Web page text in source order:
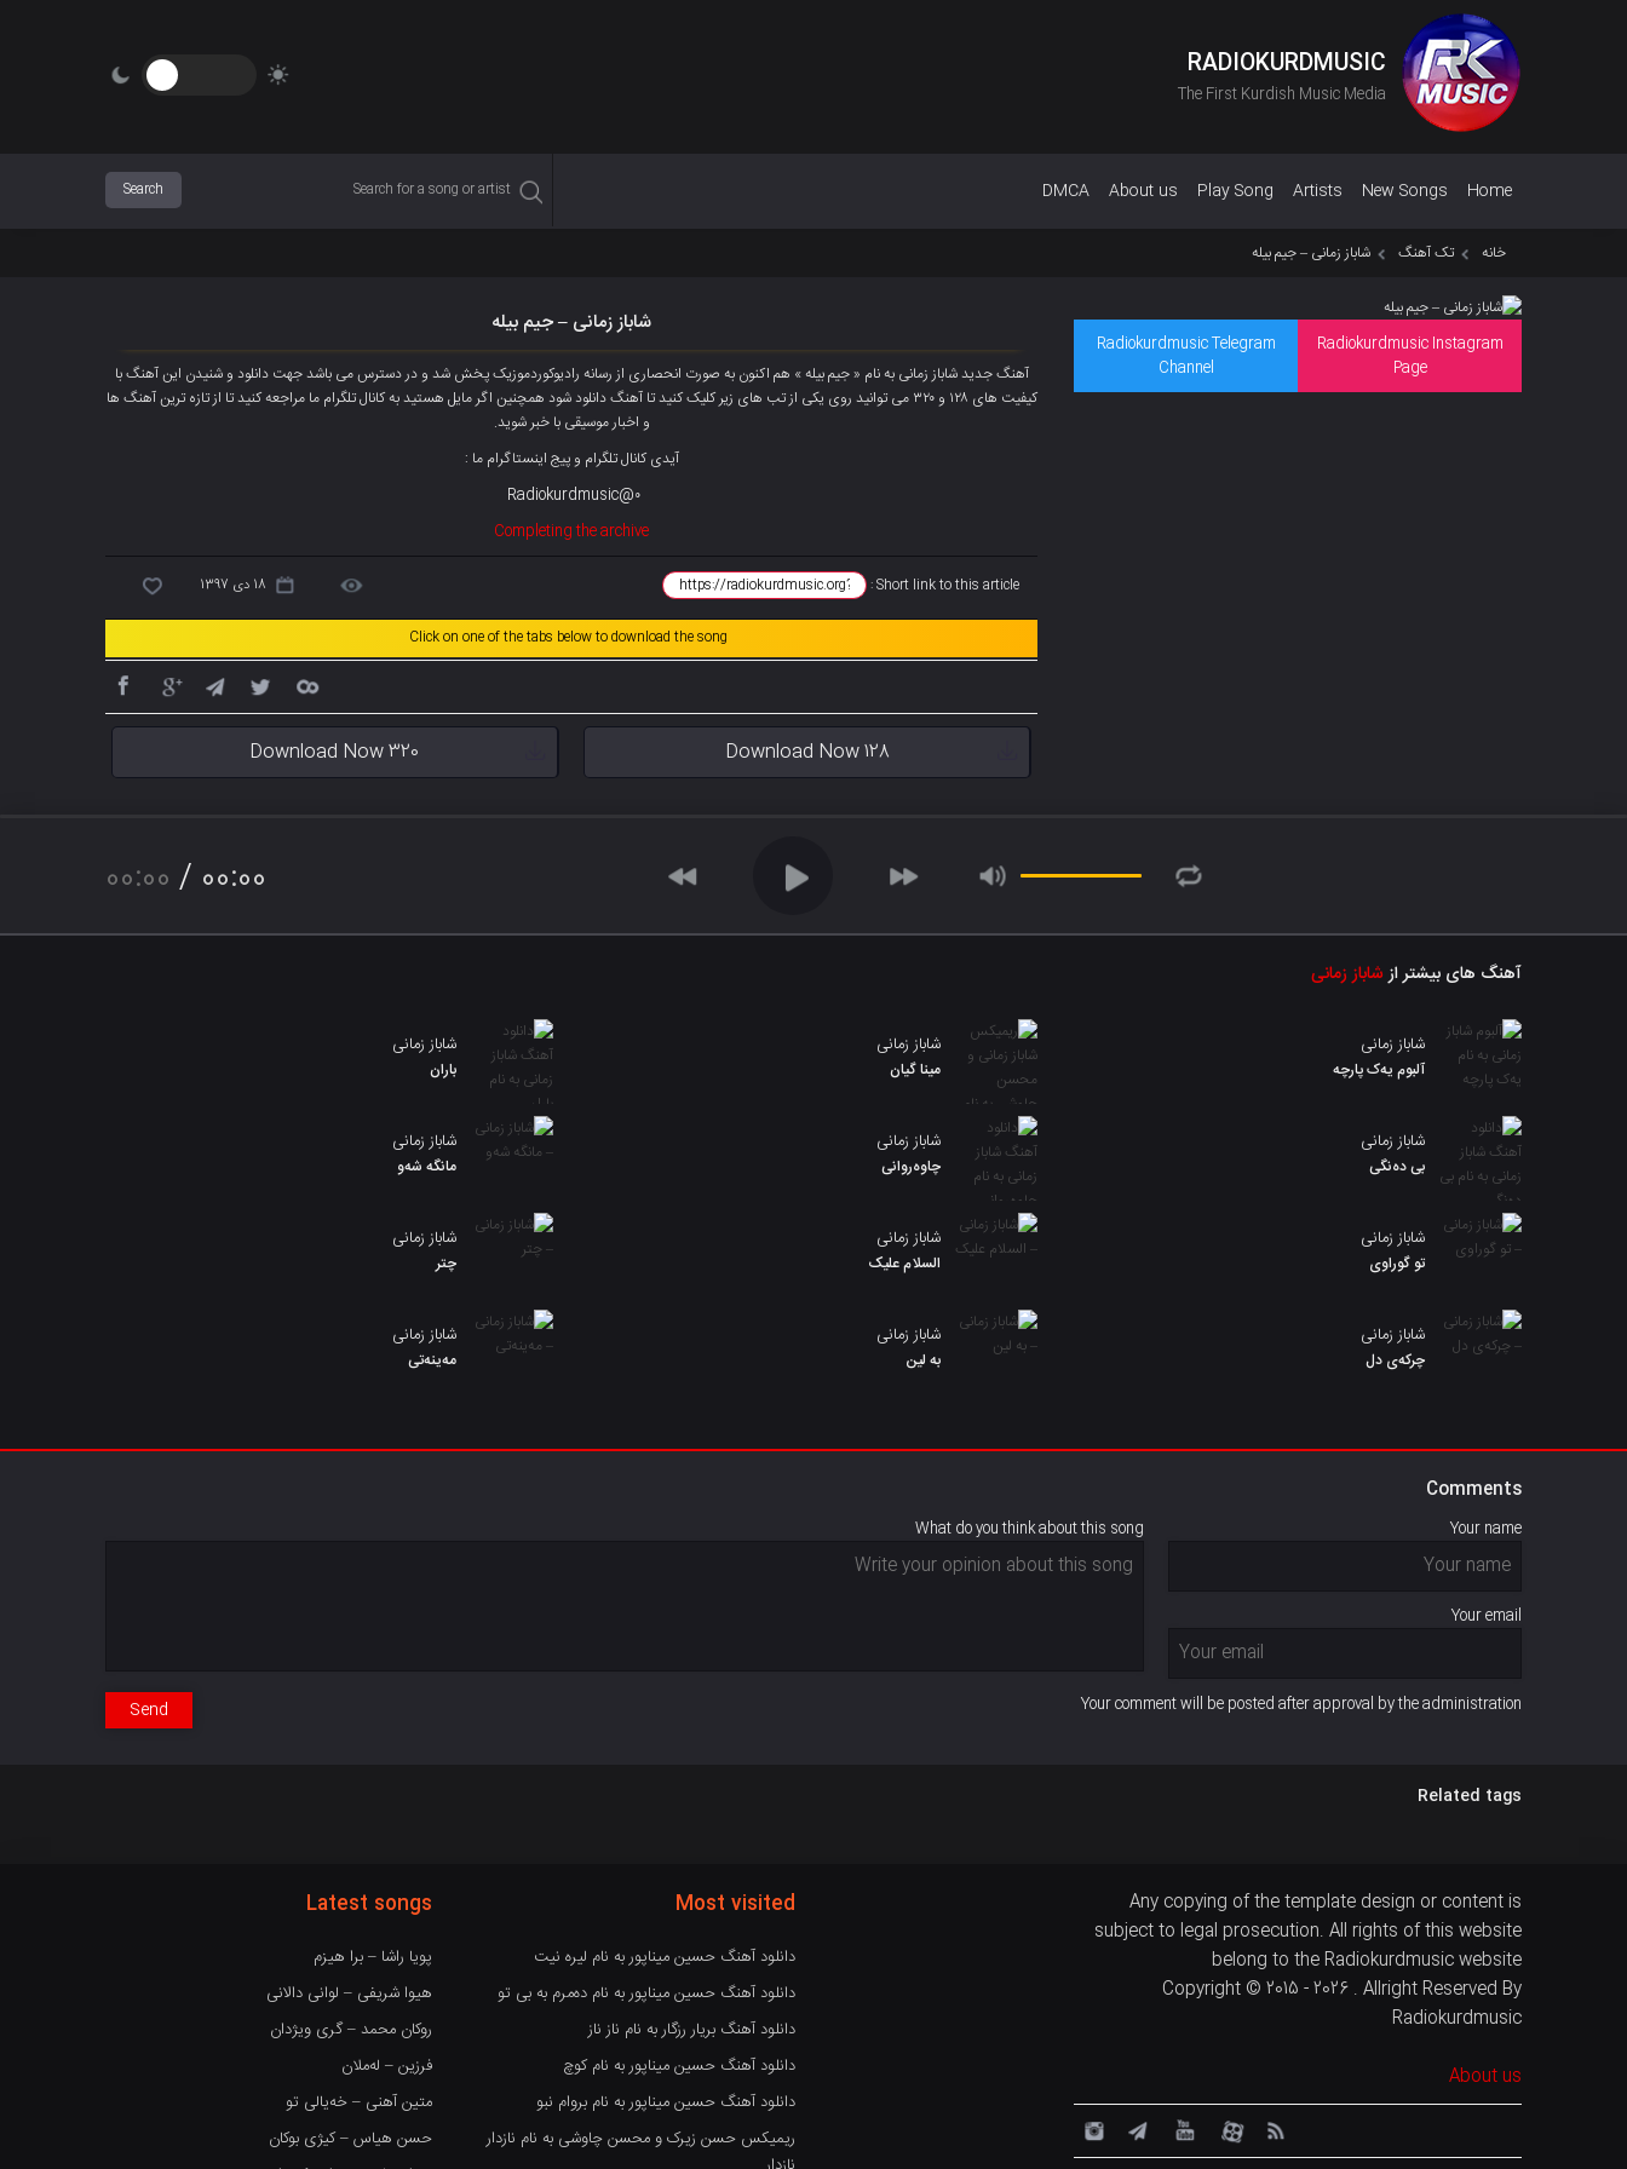
RADIOKURDMUSIC
The First Kurdish Music Media
Home
New Songs
Artists
Play Song
About us
DMCA
خانه تک آهنگ شاباز زمانی – جیم بیلە
Radiokurdmusic Instagram
Page
Radiokurdmusic Telegram
Channel
شاباز زمانی – جیم بیلە
آهنگ جدید شاباز زمانی به نام « جیم بیلە » هم اکنون به صورت انحصاری از رسانه رادیوکوردموزیک پخش شد و در دسترس می باشد جهت دانلود و شنیدن این آهنگ با
کیفیت های ۱۲۸ و ۳۲۰ می توانید روی یکی از تب های زیر کلیک کنید تا آهنگ دانلود شود همچنین اگر مایل هستید به کانال تلگرام ما مراجعه کنید تا از تازه ترین آهنگ ها
و اخبار موسیقی با خبر شوید.
آیدی کانال تلگرام و پیج اینستاگرام ما :
Radiokurdmusic@۰
Completing the archive
Short link to this article : 18 دی 1397
Click on one of the tabs below to download the song
Download Now 128
Download Now 320
00:00 / 00:00
آهنگ های بیشتر ازشاباز زمانی
شاباز زمانی
آلبوم یەک پارچە
شاباز زمانی
مینا گیان
شاباز زمانی
باران
شاباز زمانی
بی دەنگی
شاباز زمانی
چاوەروانی
شاباز زمانی
مانگە شەو
شاباز زمانی
تو گوراوی
شاباز زمانی
السلام علیک
شاباز زمانی
چتر
شاباز زمانی
چرکەی دل
شاباز زمانی
به لین
شاباز زمانی
مەینەتی
Comments
Your name
Your email
What do you think about this song
Your comment will be posted after approval by the administration
Send
Related tags
Any copying of the template design or content is
subject to legal prosecution. All rights of this website
belong to the Radiokurdmusic website
Copyright © 2015 - 2026 . Allright Reserved By
Radiokurdmusic
About us
Most visited
دانلود آهنگ حسین میناپور به نام لیره نیت
دانلود آهنگ حسین میناپور به نام دەمرم بە بی تو
دانلود آهنگ بریار رزگار به نام ناز ناز
دانلود آهنگ حسین میناپور به نام کوچ
دانلود آهنگ حسین میناپور به نام بروام نبو
ریمیکس حسن زیرک و محسن چاوشی به نام نازدار
Latest songs
پویا راشا – برا هیزم
هیوا شریفی – لوانی دالانی
روکان محمد – گری ویژدان
فرزین – لەملان
متین آهنی – خەیالی تو
حسن هیاس – کیژی بوکان